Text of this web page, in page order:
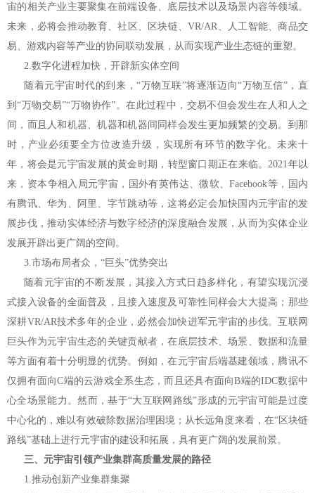
宙的相关产业主要聚集在前端设备、底层技术以及场景内容等领域。
未来，必将会推动教育、社区、区块链、VR/AR、人工智能、商品交
易、游戏内容等产业的协同联动发展，从而实现产业生态链的重塑。
2.数字化进程加快，开辟新实体空间
随着元宇宙时代的到来，“万物互联”将逐渐迈向“万物互信”，直
到“万物交易”“万物协作”。在此过程中，交易不但会发生在人和人之
间，而且人和机器、机器和机器间同样会发生更加频繁的交易。到那
时，产业必须要全方位改造升级，实现所有环节的数字化。未来十
年，将会是元宇宙发展的黄金时期，转型窗口期正在来临。2021年以
来，资本争相入局元宇宙，国外有英伟达、微软、Facebook等，国内
有腾讯、华为、阿里、字节跳动等，这将必定会加快国内元宇宙的发
展步伐，推动实体经济与数字经济的深度融合发展，从而为实体企业
发展开辟出更广阔的空间。
3.市场布局者众，“巨头”优势突出
随着元宇宙的不断发展，其接入方式日趋多样化，有望实现沉浸
式接入设备的全面普及，且接入速度及可靠性同样会大大提高；那些
深耕VR/AR技术多年的企业，必然会加快进军元宇宙的步伐。互联网
巨头作为元宇宙生态的关键贡献者，在底层技术、场景、数据和流量
等方面有着十分明显的优势。例如，在元宇宙后端基建领域，腾讯不
仅拥有面向C端的云游戏全系生态，而且还具有面向B端的IDC数据中
心全场景能力。然而，基于“大互联网路线”形成的元宇宙可能是过度
中心化的，难以有效破除数据治理困境；从长远角度来看，在“区块链
路线”基础上进行元宇宙的建设和拓展，具有更广阔的发展前景。
三、元宇宙引领产业集群高质量发展的路径
1.推动创新产业集群集聚